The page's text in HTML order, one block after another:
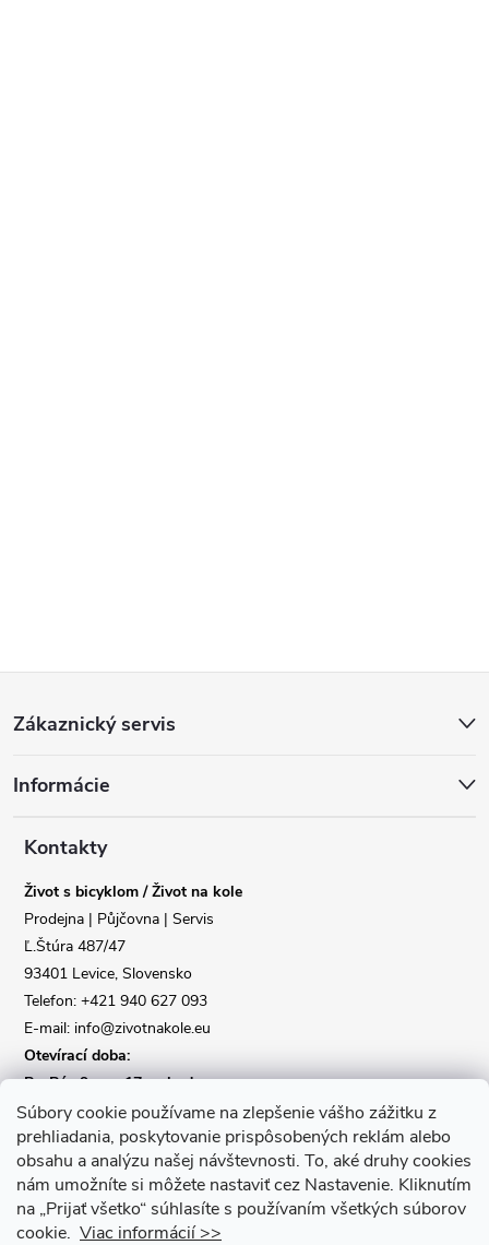
Súbory cookie používame na zlepšenie vášho zážitku z
prehliadania, poskytovanie prispôsobených reklám alebo
obsahu a analýzu našej návštevnosti. To, aké druhy cookies
nám umožníte si môžete nastaviť cez Nastavenie. Kliknutím
na „Prijať všetko“ súhlasíte s používaním všetkých súborov
cookie. Viac informácií >>
p
Zákaznický servis
Informácie
Kontakty
Život s bicyklom / Život na kole
Prodejna | Půjčovna | Servis
Ľ.Štúra 487/47
93401 Levice, Slovensko
Telefon: +421 940 627 093
E-mail: info@zivotnakole.eu
Otevírací doba:
Po-Pá : 9,oo - 17,oo hod
So : 9,oo - 12,oo | Ne : Zavřeno
Kontaktní formulář